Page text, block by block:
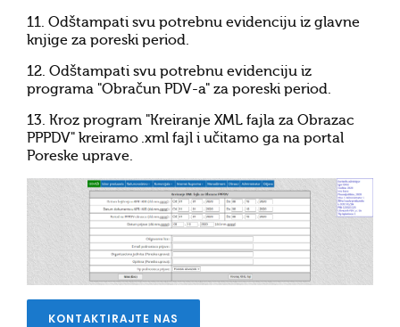
11. Odštampati svu potrebnu evidenciju iz glavne
knjige za poreski period.
12. Odštampati svu potrebnu evidenciju iz
programa "Obračun PDV-a" za poreski period.
13. Kroz program "Kreiranje XML fajla za Obrazac
PPPDV" kreiramo .xml fajl i učitamo ga na portal
Poreske uprave.
KONTAKTIRAJTE NAS